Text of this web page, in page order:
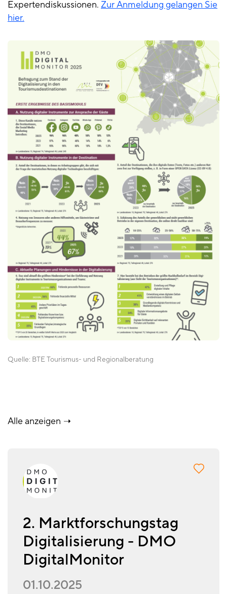
Expertendiskussionen. Zur Anmeldung gelangen Sie
hier.
Quelle: BTE Tourismus- und Regionalberatung
Alle anzeigen
2. Marktforschungstag
Digitalisierung - DMO
DigitalMonitor
01.10.2025